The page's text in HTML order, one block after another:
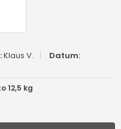
Klaus V. |
Datum:
12,5 kg